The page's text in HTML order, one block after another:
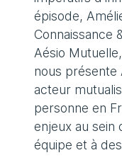
épisode,
Connaissance
Aésio
nous présente
acteur
personne en
enjeux au sein
équipe et à